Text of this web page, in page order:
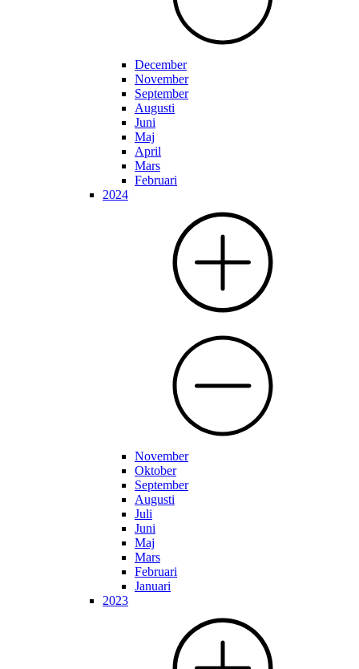
December
November
September
Augusti
Juni
Maj
April
Mars
Februari
2024
November
Oktober
September
Augusti
Juli
Juni
Maj
Mars
Februari
Januari
2023